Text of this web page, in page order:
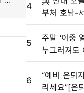
4
부처 호남-
5
주말 ‘이중
누그러져도
6
“예비 은퇴
리세요”[은